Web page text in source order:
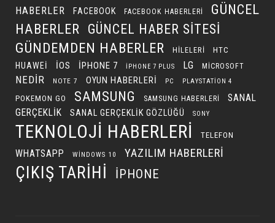
HABERLER
FACEBOOK FACEBOOK HABERLERI
GÜNCEL
HABERLER
GÜNCEL HABER SITESI
GÜNDEMDEN HABERLER HILELERI HTC
HUAWEI IOS IPHONE 7 IPHONE 7 PLUS LG MICROSOFT
NEDIR NOTE 7 OYUN HABERLERI PC PLAYSTATION 4
POKEMON GO SAMSUNG SAMSUNG HABERLERI
SANAL
GERÇEKLIK
SANAL GERÇEKLIK GÖZLÜĞÜ SONY
TEKNOLOJI HABERLERI TELEFON
WHATSAPP WINDOWS 10 YAZILIM HABERLERI
ÇIKIŞ TARIHI İPHONE